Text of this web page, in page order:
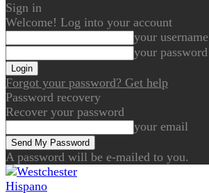
Sign in
Welcome! Log into your account
your username
your password
Forgot your password? Get help
Password recovery
Recover your password
your email
A password will be e-mailed to you.